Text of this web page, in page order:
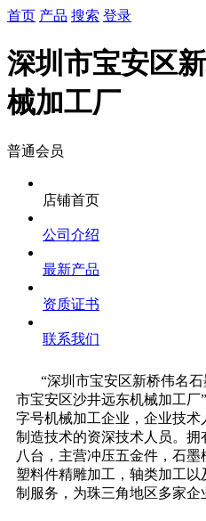
首页 产品 搜索 登录
深圳市宝安区
械加工厂
普通会员
店铺首页
公司介绍
最新产品
资质证书
联系我们
“深圳市宝安区新桥伟名
市宝安区沙井远东机械加工厂
字号机械加工企业，企业技
制造技术的资深技术人员。
八台，主营冲压五金件，石
塑料件精雕加工，轴类加工
制服务，为珠三角地区多家企